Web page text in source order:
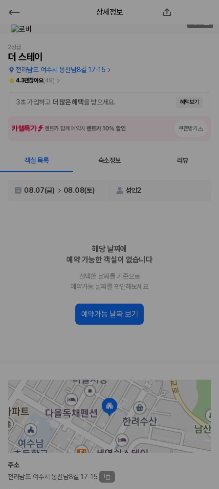
더 스테이
2000만 이용고객이 선택한 제주 렌트카 가격비교 플랫폼
제주렌트카 가격비교는 카모아에서 한 번에
제주도 렌트카는 업체마다 차량 가격, 보험 조건, 면책금, 보상 한도, 인수
장소, 취소 규정이 다릅니다. 카모아는 여러 제주 렌트카 업체의 조건을 한
경차, 소형, 준중형, 중형, SUV, 승합차 등 여행
인원에 맞는 차종별 가격을 비교합니다.
제주공항 인수 조건 비교: 셔틀 이동, 인수 위치, 반납 편의성을 함께
비교 후 원하는 차량을 바로 예약할 수 있습니다.
제주렌트카 실시간 가격비교 바로가기
제주렌트카 최저가는 차량 기본요금만으로 판단하기 어렵습니다. 보험 포
함 여부, 면책금, 보상 한도, 옵션 비용, 취소 수수료를 함께 확인해야 실제
로 저렴한 차량을 고를 수 있습니다.
2. 보험 조건은 가격만큼 중요합니다
완전자차와 슈퍼자차는 업체별 보장 범위가 다를 수 있습니다. 카모아에서
는 제주 렌트카 가격과 함께 보험 조건을 비교해 여행 스타일에 맞는 보장
수준을 선택할 수 있습니다.
3. 제주공항 접근성과 셔틀 조건을 함께 확인하세요
상세정보
2성급
더 스테이
전라남도 여수시 봉산남8길 17-15
4.3괜찮아요(49)
3초 가입하고 더 많은 혜택을 받으세요. 혜택보기
카텔특가 렌트카 함께 예약시렌트카 10% 할인 쿠폰받기
객실 목록 숙소정보 리뷰
08.07(금) 08.08(토) 성인2
해당 날짜에
예약 가능한 객실이 없습니다
선택한 날짜를 기준으로
예약가능 날짜를 확인해보세요
예약가능 날짜 보기
주소
전라남도 여수시 봉산남8길 17-15